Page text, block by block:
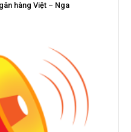
hàng Việt – Nga